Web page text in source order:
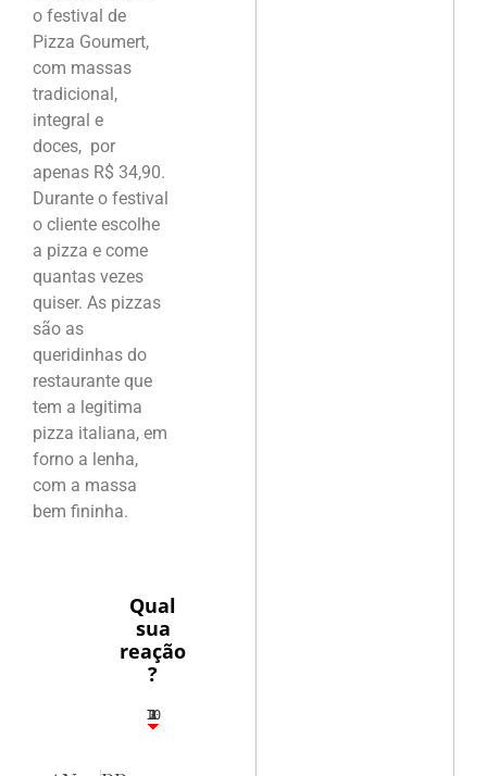
o festival de
Pizza Goumert,
com massas
tradicional,
integral e
doces, por
apenas R$ 34,90.
Durante o festival
o cliente escolhe
a pizza e come
quantas vezes
quiser. As pizzas
são as
queridinhas do
restaurante que
tem a legitima
pizza italiana, em
forno a lenha,
com a massa
bem fininha.
Qual
sua
reação
?
3
1
1
2
10